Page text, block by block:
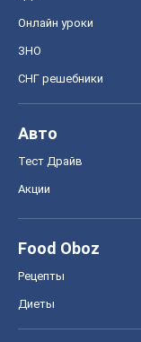
Онлайн уроки
ЗНО
СНГ решебники
Авто
Тест Драйв
Акции
Food Oboz
Рецепты
Диеты